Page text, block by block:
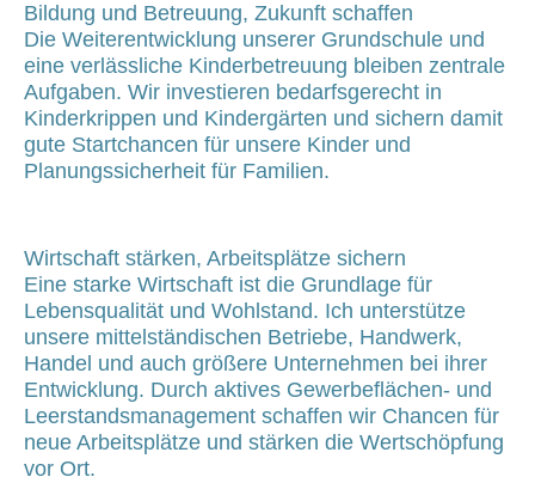
Bildung und Betreuung, Zukunft schaffen
Die Weiterentwicklung unserer Grundschule und
eine verlässliche Kinderbetreuung bleiben zentrale
Aufgaben. Wir investieren bedarfsgerecht in
Kinderkrippen und Kindergärten und sichern damit
gute Startchancen für unsere Kinder und
Planungssicherheit für Familien.
Wirtschaft stärken, Arbeitsplätze sichern
Eine starke Wirtschaft ist die Grundlage für
Lebensqualität und Wohlstand. Ich unterstütze
unsere mittelständischen Betriebe, Handwerk,
Handel und auch größere Unternehmen bei ihrer
Entwicklung. Durch aktives Gewerbeflächen- und
Leerstandsmanagement schaffen wir Chancen für
neue Arbeitsplätze und stärken die Wertschöpfung
vor Ort.